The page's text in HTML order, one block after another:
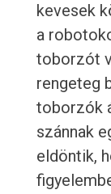
kevesek
a
toborzót
rengeteg
toborzók
szánnak
eldöntik,